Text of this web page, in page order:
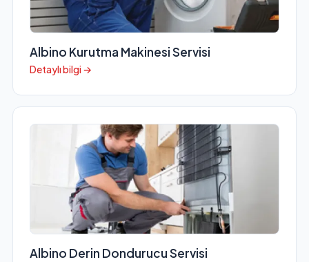
Albino Kurutma Makinesi Servisi
Detaylı bilgi →
Albino Derin Dondurucu Servisi